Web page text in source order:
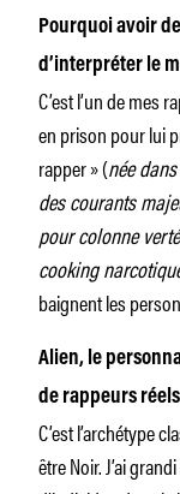
Pourquoi avoir
d’interpréter le
C’est l’un de mes
en prison pour lui
rapper » (née
des courants
pour colonne
cooking
baignent les
Alien, le
de rappeurs
C’est l’archétype
être Noir. J’ai